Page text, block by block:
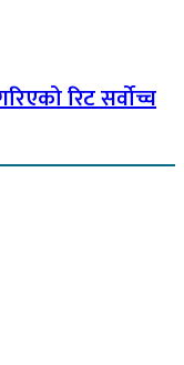
रिट सर्वोच्च